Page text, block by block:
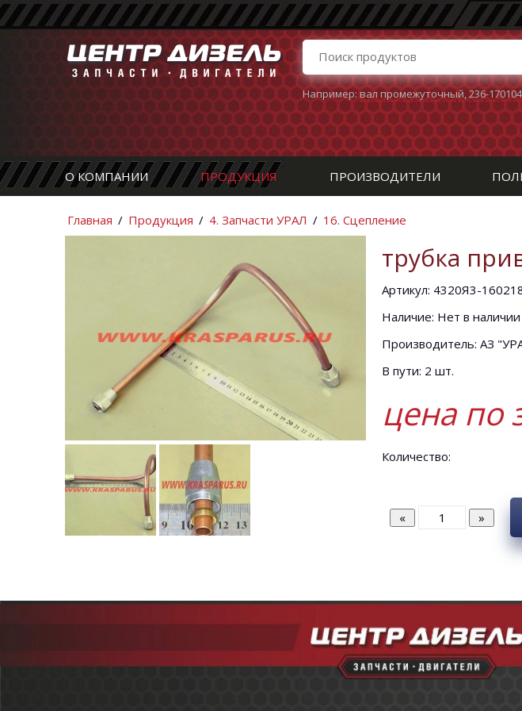
Например:вал промежуточный,236-
О КОМПАНИИ ПРОДУКЦИЯ ПРОИЗВОДИТЕЛИ
Главная / Продукция / 4. Запчасти УРАЛ / 16. Сцепление
трубка
Артикул: 4320Я3-
Наличие: Нет в наличии
Производитель: АЗ
В пути: 2 шт.
цена по
Количество: